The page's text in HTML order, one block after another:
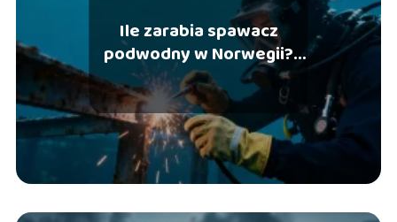
Ile zarabia spawacz
podwodny w Norwegii?
Zarobki i wymagania